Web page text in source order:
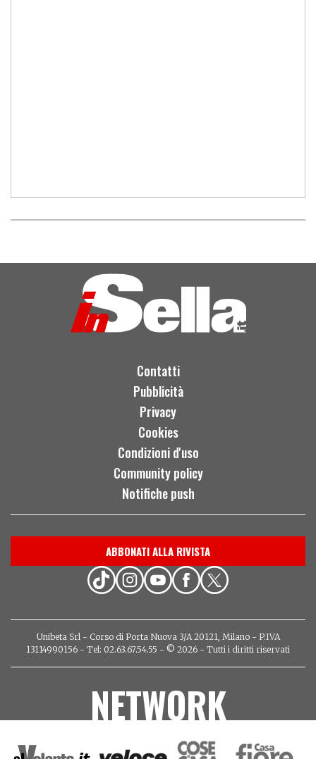
Contatti
Pubblicità
Privacy
Cookies
Condizioni d'uso
Community policy
Notifiche push
ABBONATI ALLA RIVISTA
Unibeta Srl - Corso di Porta Nuova 3/A 20121, Milano - P.IVA
13114990156 - Tel: 02.63.67.54.55 - © 2026 - Tutti i diritti riservati
NETWORK